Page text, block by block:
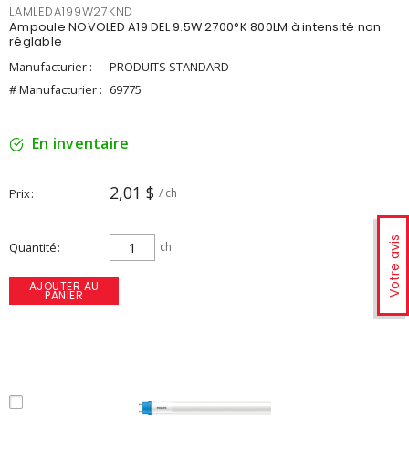
Votre avis
LAMLEDA199W27KND
Ampoule NOVOLED A19 DEL 9.5W 2700°K 800LM à intensité non
réglable
Manufacturier :
PRODUITS STANDARD
# Manufacturier : 69775
En inventaire
Prix 2,01 $ / ch
Quantité ch
AJOUTER AU
PANIER